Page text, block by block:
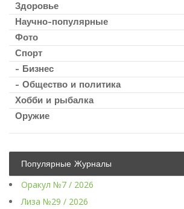
Здоровье
Научно-популярные
Фото
Спорт
- Бизнес
- Общество и политика
Хобби и рыбалка
Оружие
Популярные Журналы
Оракул №7 / 2026
Лиза №29 / 2026